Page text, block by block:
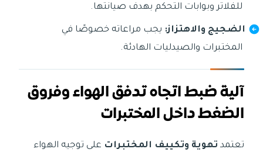
للفلاتر وبوابات التحكم بهدف صيانتها.
الضجيج والاهتزاز: يجب مراعاته خصوصًا في
المختبرات والصيدليات الهادئة.
آلية ضبط اتجاه تدفق الهواء وفروق
الضغط داخل المختبرات
تعتمد تهوية وتكييف المختبرات على توجيه الهواء